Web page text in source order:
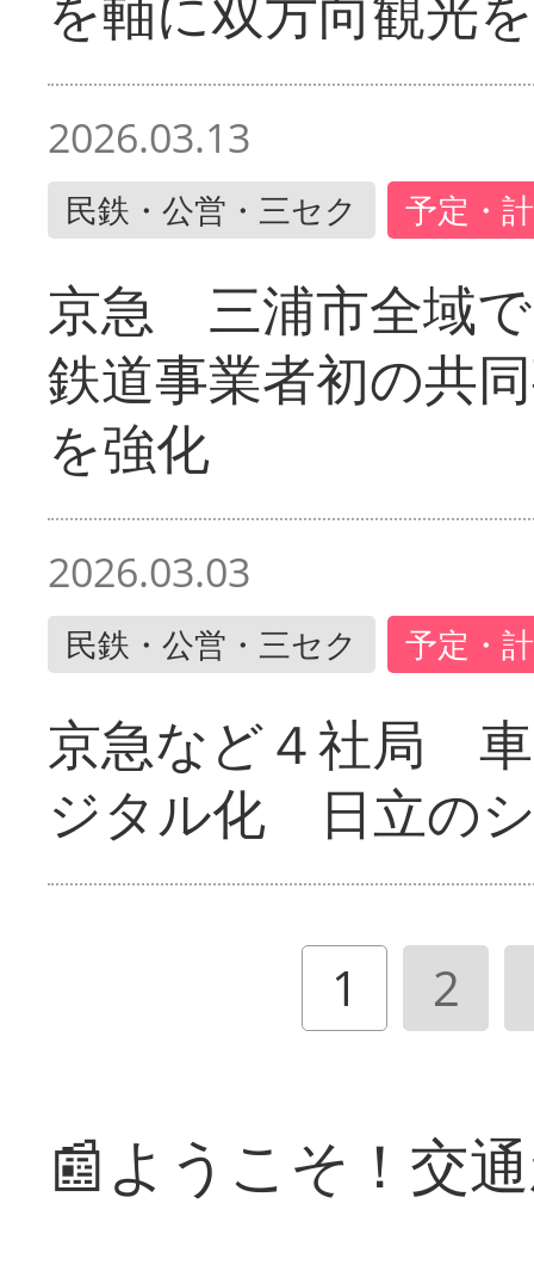
2026.03.13
民鉄・公営・三セク 予定・
京急 三浦市全域
鉄道事業者初の共
を強化
2026.03.03
民鉄・公営・三セク 予定・
京急など４社局
ジタル化 日立の
1 2
📰ようこそ！交